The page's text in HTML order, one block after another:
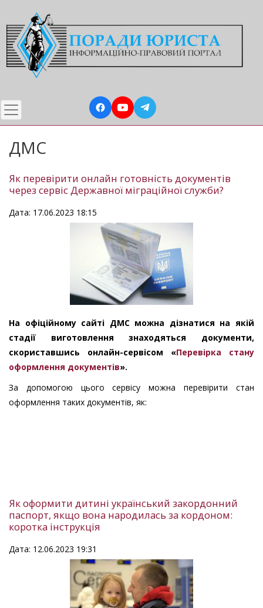
до
основного
вмісту
ДМС
Як перевірити онлайн готовність документів
через сервіс Державної міграційної служби?
Дата: 17.06.2023 18:15
На офіційному сайті ДМС можна дізнатися на якій
стадії виготовлення знаходяться документи,
скориставшись онлайн-сервісом «Перевірка стану
оформлення документів».
За допомогою цього сервісу можна перевірити стан
оформлення таких документів, як:
Як оформити дитині український закордонний
паспорт, якщо вона народилась за кордоном:
коротка інструкція
Дата: 12.06.2023 19:31